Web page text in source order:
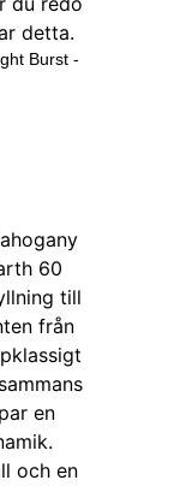
Burst -